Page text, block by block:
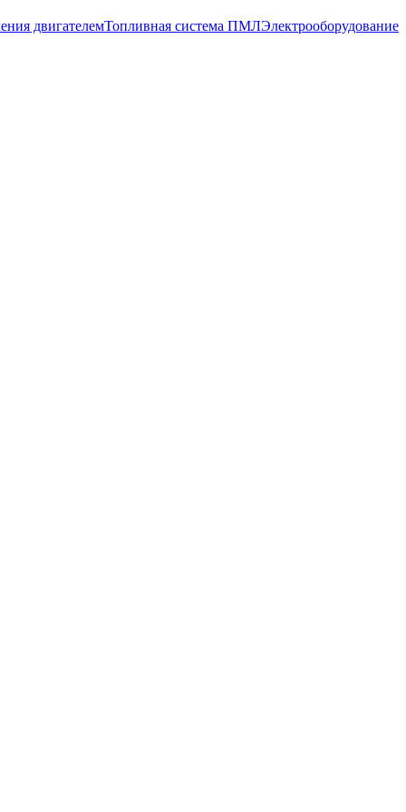
двигателемТопливная система ПМЛЭлектрооборудование